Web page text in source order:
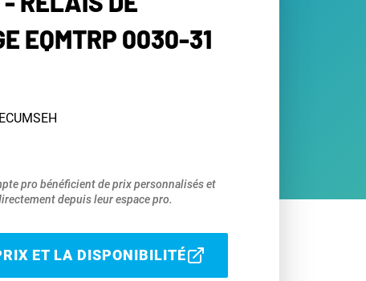
EQMTRP 0030-31
pro bénéficient de prix personnalisés et
depuis leur espace pro.
ET LA DISPONIBILITÉ